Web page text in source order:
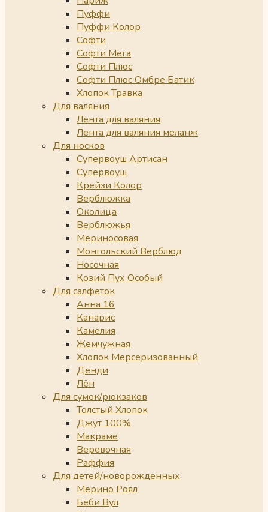
Пуффи
Пуффи Колор
Софти
Софти Мега
Софти Плюс
Софти Плюс Омбре Батик
Хлопок Травка
Для валяния
Лента для валяния
Лента для валяния меланж
Для носков
Супервоуш Артисан
Супервоуш
Крейзи Колор
Верблюжка
Околица
Верблюжья
Мериносовая
Монгольский Верблюд
Носочная
Козий Пух Особый
Для салфеток
Анна 16
Канарис
Камелия
Жемчужная
Хлопок Мерсеризованный
Денди
Лён
Для сумок/рюкзаков
Толстый Хлопок
Джут 100%
Макраме
Веревочная
Раффия
Для детей/новорожденных
Мерино Роял
Беби Вул